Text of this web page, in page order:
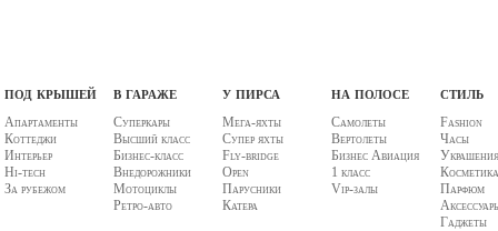
под крышей
Апартаменты
Коттеджи
Интерьер
Hi-tech
За рубежом
в гараже
Суперкары
Высший класс
Бизнес-класс
Внедорожники
Мотоциклы
Ретро-авто
у пирса
Мега-яхты
Супер яхты
Fly-bridge
Open
Парусники
Катера
на полосе
Самолеты
Вертолеты
Бизнес Авиация
1 класс
Vip-залы
стиль
Fashion
Часы
Парфюм
Гаджеты